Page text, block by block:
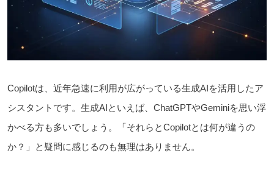
Copilotは、近年急速に利用が広がっている生成AIを活用したア
シスタントです。生成AIといえば、ChatGPTやGeminiを思い浮
かべる方も多いでしょう。「それらとCopilotとは何が違うの
か？」と疑問に感じるのも無理はありません。